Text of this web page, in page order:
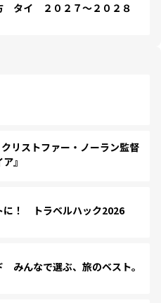
タイ ２０２７～２０２８
リストファー・ノーラン監督
』
に！ トラベルハック2026
みんなで選ぶ、旅のベスト。